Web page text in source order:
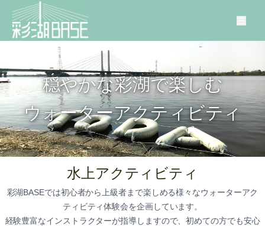
穏やかな彩湖で楽しむ
ウォーターアクティビティ
水上アクティビティ
彩湖BASEでは初心者から上級者まで楽しめる様々なウォーターアク
ティビティ体験会を企画しています。
経験豊富なインストラクターが指導しますので、初めての方でも安心